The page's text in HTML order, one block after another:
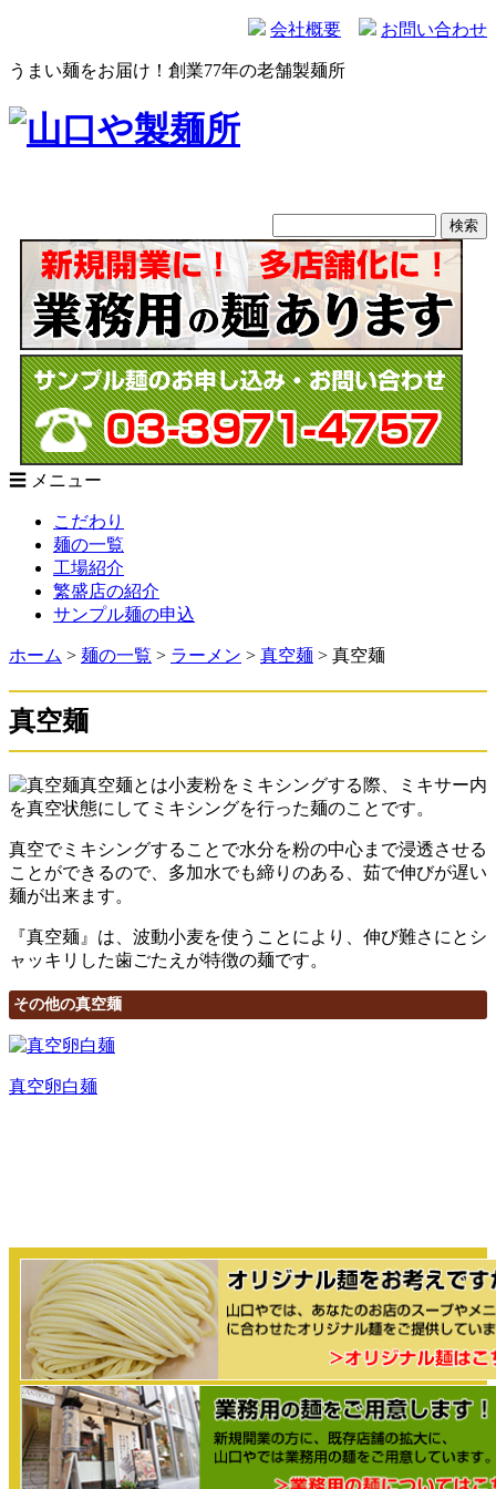
会社概要 お問い合わせ
うまい麺をお届け！創業77年の老舗製麺所
☰ メニュー
こだわり
麺の一覧
工場紹介
繁盛店の紹介
サンプル麺の申込
ホーム > 麺の一覧 > ラーメン > 真空麺 > 真空麺
真空麺
真空麺とは小麦粉をミキシングする際、ミキサー内
を真空状態にしてミキシングを行った麺のことです。
真空でミキシングすることで水分を粉の中心まで浸透させる
ことができるので、多加水でも締りのある、茹で伸びが遅い
麺が出来ます。
『真空麺』は、波動小麦を使うことにより、伸び難さにとシ
ャッキリした歯ごたえが特徴の麺です。
その他の真空麺
真空卵白麺